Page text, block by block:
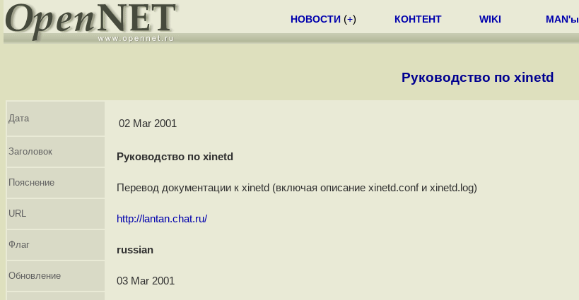
НОВОСТИ (+) КОНТЕНТ WIKI MAN'ы
Руководство по xinetd
Дата 02 Mar 2001
Заголовок Руководство по xinetd
Пояснение Перевод документации к xinetd (включая описание xinetd.conf и xinetd.log)
URL http://lantan.chat.ru/
Флаг russian
Обновление 03 Mar 2001